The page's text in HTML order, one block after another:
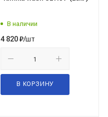
В наличии
4 820₽/шт
В КОРЗИНУ